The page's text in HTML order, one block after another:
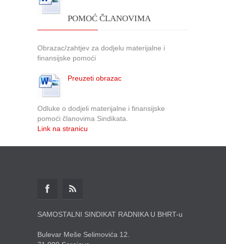
POMOĆ ČLANOVIMA
Obrazac/zahtjev za dodjelu materijalne i
finansijske pomoći
Preuzeti obrazac
Odluke o dodjeli materijalne i finansijske
pomoći članovima Sindikata.
Link na stranicu
SAMOSTALNI SINDIKAT RADNIKA U BHRT-u
Bulevar Meše Selimovića 12.